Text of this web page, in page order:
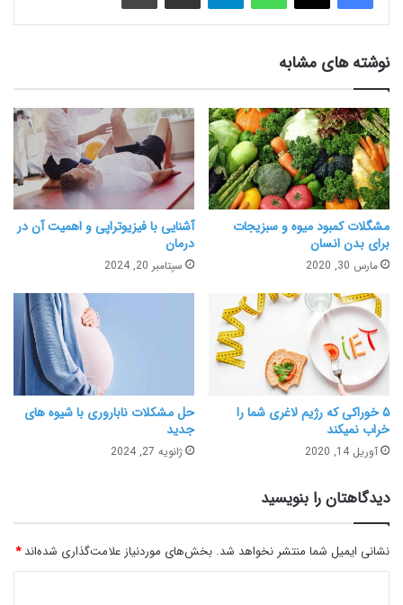
نوشته های مشابه
مشگلات کمبود میوه و سبزیجات
برای بدن انسان
مارس 30, 2020
آشنایی با فیزیوتراپی و اهمیت آن در
درمان
سپتامبر 20, 2024
۵ خوراکی که رژیم لاغری شما را
خراب نمیکند
آوریل 14, 2020
حل مشکلات ناباروری با شیوه های
جدید
ژانویه 27, 2024
دیدگاهتان را بنویسید
نشانی ایمیل شما منتشر نخواهد شد. بخش‌های موردنیاز علامت‌گذاری شده‌اند*